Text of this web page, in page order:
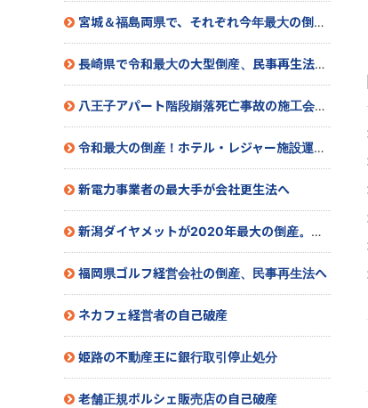
宮城＆福島両県で、それぞれ今年最大の倒産へ
長崎県で令和最大の大型倒産、民事再生法適用申請へ
八王子アパート階段崩落死亡事故の施工会社が自己破産
令和最大の倒産！ホテル・レジャー施設運営会社が特別清算へ
新電力事業者の最大手が会社更生法へ
新潟ダイヤメットが2020年最大の倒産。民事再生へ
福岡県ゴルフ経営会社の倒産、民事再生法へ
ネカフェ経営者の自己破産
姫路の不動産王に銀行取引停止処分
老舗正規ポルシェ販売店の自己破産